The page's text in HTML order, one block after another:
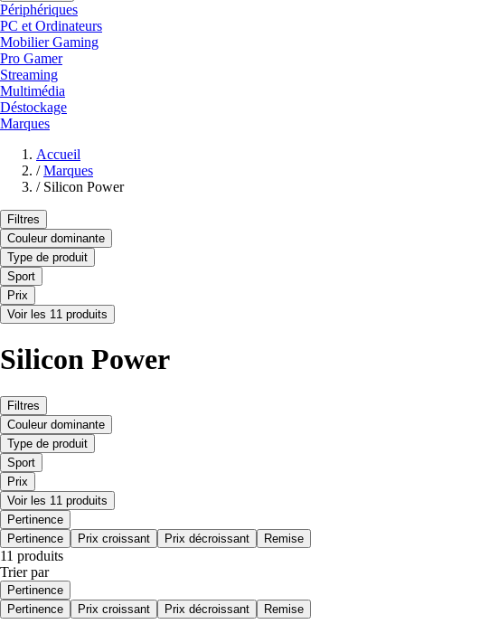
Périphériques
PC et Ordinateurs
Mobilier Gaming
Pro Gamer
Streaming
Multimédia
Déstockage
Marques
Accueil
/ Marques
/ Silicon Power
Filtres
Couleur dominante
Type de produit
Sport
Prix
Voir les 11 produits
Silicon Power
Filtres
Couleur dominante
Type de produit
Sport
Prix
Voir les 11 produits
Pertinence
Pertinence
Prix croissant Prix décroissant Remise
11 produits
Trier par
Pertinence
Pertinence
Prix croissant Prix décroissant Remise